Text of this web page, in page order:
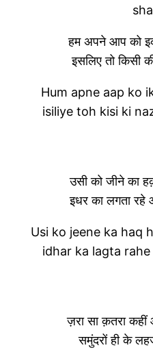
हम अपने आप को
इसलिए तो
Hum apne aap ko
isiliye toh kisi ki
उसी को जीने का
इधर का लगता रहे
Usi ko jeene ka haq
idhar ka lagta
ज़रा सा क़तरा
समुंदरों ही के